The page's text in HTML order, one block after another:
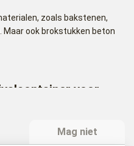
zoals bakstenen,
ook brokstukken beton
voor
voor het afvoeren van afval
(deels) slopen van uw
Mag niet